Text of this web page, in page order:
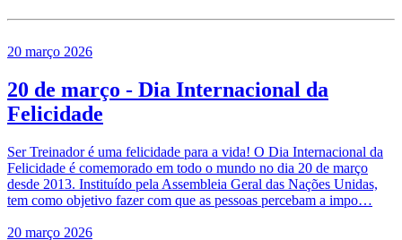
20 março 2026
20 de março - Dia Internacional da
Felicidade
Ser Treinador é uma felicidade para a vida! O Dia Internacional da
Felicidade é comemorado em todo o mundo no dia 20 de março
desde 2013. Instituído pela Assembleia Geral das Nações Unidas,
tem como objetivo fazer com que as pessoas percebam a impo…
20 março 2026